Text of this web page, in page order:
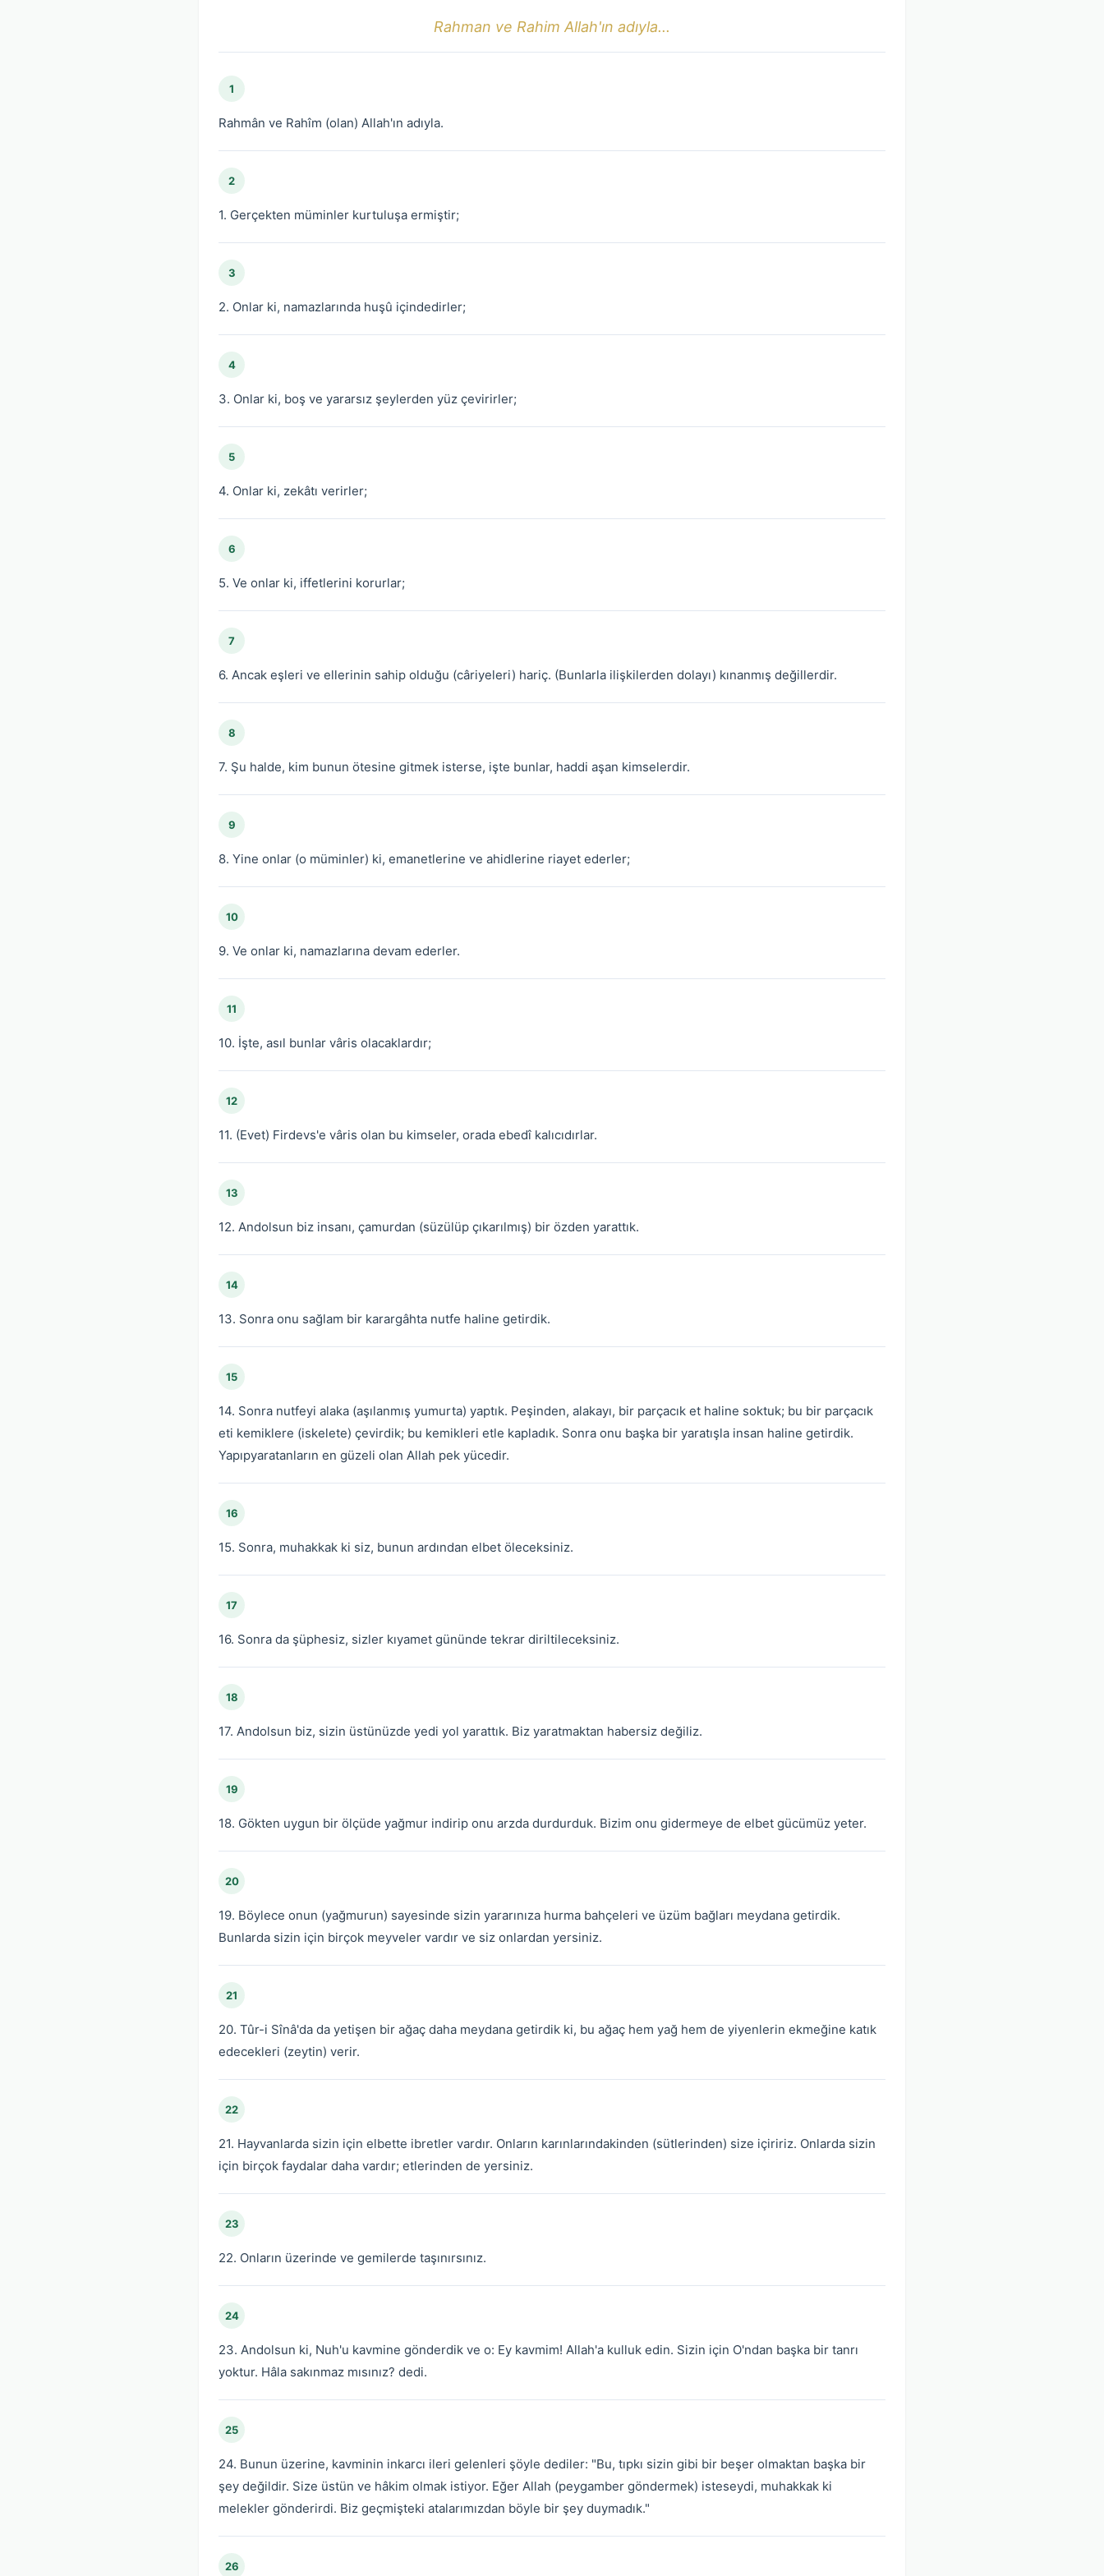
Rahman ve Rahim Allah'ın adıyla...
1
Rahmân ve Rahîm (olan) Allah'ın adıyla.
2
1. Gerçekten müminler kurtuluşa ermiştir;
3
2. Onlar ki, namazlarında huşû içindedirler;
4
3. Onlar ki, boş ve yararsız şeylerden yüz çevirirler;
5
4. Onlar ki, zekâtı verirler;
6
5. Ve onlar ki, iffetlerini korurlar;
7
6. Ancak eşleri ve ellerinin sahip olduğu (câriyeleri) hariç. (Bunlarla ilişkilerden dolayı) kınanmış değillerdir.
8
7. Şu halde, kim bunun ötesine gitmek isterse, işte bunlar, haddi aşan kimselerdir.
9
8. Yine onlar (o müminler) ki, emanetlerine ve ahidlerine riayet ederler;
10
9. Ve onlar ki, namazlarına devam ederler.
11
10. İşte, asıl bunlar vâris olacaklardır;
12
11. (Evet) Firdevs'e vâris olan bu kimseler, orada ebedî kalıcıdırlar.
13
12. Andolsun biz insanı, çamurdan (süzülüp çıkarılmış) bir özden yarattık.
14
13. Sonra onu sağlam bir karargâhta nutfe haline getirdik.
15
14. Sonra nutfeyi alaka (aşılanmış yumurta) yaptık. Peşinden, alakayı, bir parçacık et haline soktuk; bu bir parçacık
eti kemiklere (iskelete) çevirdik; bu kemikleri etle kapladık. Sonra onu başka bir yaratışla insan haline getirdik.
Yapıpyaratanların en güzeli olan Allah pek yücedir.
16
15. Sonra, muhakkak ki siz, bunun ardından elbet öleceksiniz.
17
16. Sonra da şüphesiz, sizler kıyamet gününde tekrar diriltileceksiniz.
18
17. Andolsun biz, sizin üstünüzde yedi yol yarattık. Biz yaratmaktan habersiz değiliz.
19
18. Gökten uygun bir ölçüde yağmur indirip onu arzda durdurduk. Bizim onu gidermeye de elbet gücümüz yeter.
20
19. Böylece onun (yağmurun) sayesinde sizin yararınıza hurma bahçeleri ve üzüm bağları meydana getirdik.
Bunlarda sizin için birçok meyveler vardır ve siz onlardan yersiniz.
21
20. Tûr-i Sînâ'da da yetişen bir ağaç daha meydana getirdik ki, bu ağaç hem yağ hem de yiyenlerin ekmeğine katık
edecekleri (zeytin) verir.
22
21. Hayvanlarda sizin için elbette ibretler vardır. Onların karınlarındakinden (sütlerinden) size içiririz. Onlarda sizin
için birçok faydalar daha vardır; etlerinden de yersiniz.
23
22. Onların üzerinde ve gemilerde taşınırsınız.
24
23. Andolsun ki, Nuh'u kavmine gönderdik ve o: Ey kavmim! Allah'a kulluk edin. Sizin için O'ndan başka bir tanrı
yoktur. Hâla sakınmaz mısınız? dedi.
25
24. Bunun üzerine, kavminin inkarcı ileri gelenleri şöyle dediler: "Bu, tıpkı sizin gibi bir beşer olmaktan başka bir
şey değildir. Size üstün ve hâkim olmak istiyor. Eğer Allah (peygamber göndermek) isteseydi, muhakkak ki
melekler gönderirdi. Biz geçmişteki atalarımızdan böyle bir şey duymadık."
26